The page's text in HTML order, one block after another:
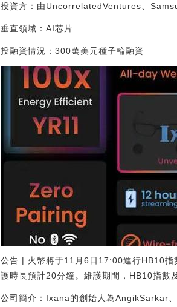
投資方：由UncorrelatedVentures、
垂直領域：AI芯片
投融資情況：300萬美元種子輪融資
公告 | 火幣將于11月6日17:00進行HB10
護時長預計20分鐘。維護期間，HB10指
公司簡介：Ixana的創始人為AngikSarkar